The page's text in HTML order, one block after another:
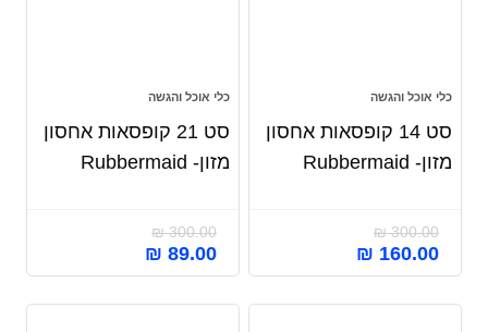
כלי אוכל והגשה
סט 14 קופסאות אחסון
מזון- Rubbermaid
₪300.00
₪ 160.00
כלי אוכל והגשה
סט 21 קופסאות אחסון
מזון- Rubbermaid
₪300.00
₪ 89.00